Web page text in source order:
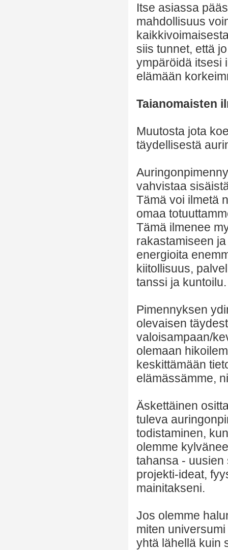
Itse asiassa
mahdollisuus
siis tunnet, että
ympäröidä itsesi
elämään
Taianomaisten
Muutosta jota
täydellisestä
vahvistaa
Tämä voi ilmetä
omaa
Tämä ilmenee
rakastamiseen
energioita
kiitollisuus,
tanssi ja kuntoilu.
Pimennyksen
olevaisen
valoisampaan/
olemaan
keskittämään
elämässämme,
Äskettäinen
tuleva
todistaminen,
olemme
tahansa - uusien
projekti-ideat,
mainitakseni.
Jos olemme
miten
yhtä lähellä kuin